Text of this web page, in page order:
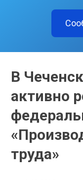
В
активно
труда»